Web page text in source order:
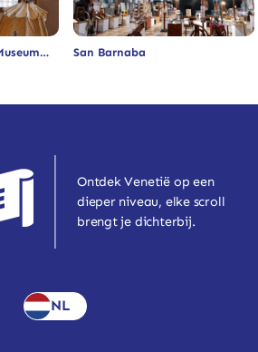
San Barnaba
Ontdek Venetië op een
dieper niveau, elke scroll
brengt je dichterbij.
NL